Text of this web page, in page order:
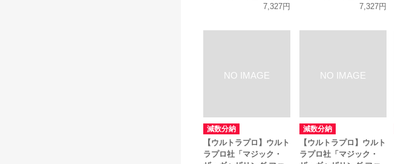
7,327円
7,327円
減数分納
【ウルトラプロ】ウルト
ラプロ社「マジック・
減数分納
【ウルトラプロ】ウルト
ラプロ社「マジック・